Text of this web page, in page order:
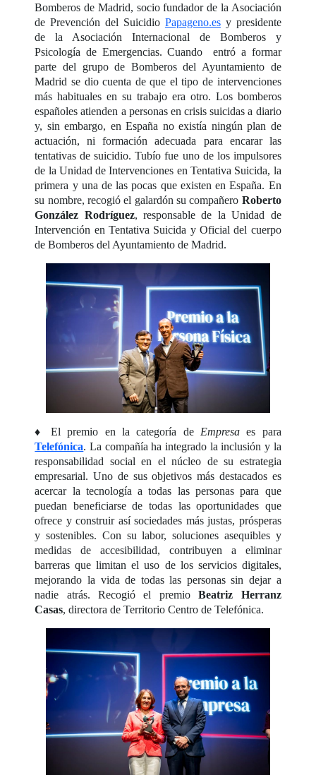
Bomberos de Madrid, socio fundador de la Asociación
de Prevención del Suicidio Papageno.esy presidente
de la Asociación Internacional de Bomberos y
Psicología de Emergencias. Cuando entró a formar
parte del grupo de Bomberos del Ayuntamiento de
Madrid se dio cuenta de que el tipo de intervenciones
más habituales en su trabajo era otro. Los bomberos
españoles atienden a personas en crisis suicidas a diario
y, sin embargo, en España no existía ningún plan de
actuación, ni formación adecuada para encarar las
tentativas de suicidio. Tubío fue uno de los impulsores
de la Unidad de Intervenciones en Tentativa Suicida, la
primera y una de las pocas que existen en España. En
su nombre, recogió el galardón su compañero Roberto
González Rodríguez, responsable de la Unidad de
Intervención en Tentativa Suicida y Oficial del cuerpo
de Bomberos del Ayuntamiento de Madrid.
♦ El premio en la categoría de Empresaes para
Telefónica. La compañía ha integrado la inclusión y la
responsabilidad social en el núcleo de su estrategia
empresarial. Uno de sus objetivos más destacados es
acercar la tecnología a todas las personas para que
puedan beneficiarse de todas las oportunidades que
ofrece y construir así sociedades más justas, prósperas
y sostenibles. Con su labor, soluciones asequibles y
medidas de accesibilidad, contribuyen a eliminar
barreras que limitan el uso de los servicios digitales,
mejorando la vida de todas las personas sin dejar a
nadie atrás. Recogió el premioBeatriz Herranz
Casas, directora de Territorio Centro de Telefónica.